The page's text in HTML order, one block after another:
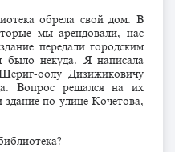
обрела свой дом. В
мы арендовали, нас
передали городским
было некуда. Я написала
оолу Дизижиковичу
Вопрос решался на их
здание по улице Кочетова,